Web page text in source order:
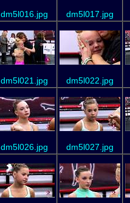
dm5l016.jpg dm5l017.jpg
dm5l021.jpg dm5l022.jpg
dm5l026.jpg dm5l027.jpg